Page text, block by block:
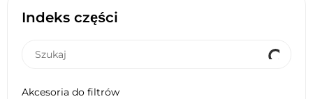
Indeks części
Akcesoria do filtrów